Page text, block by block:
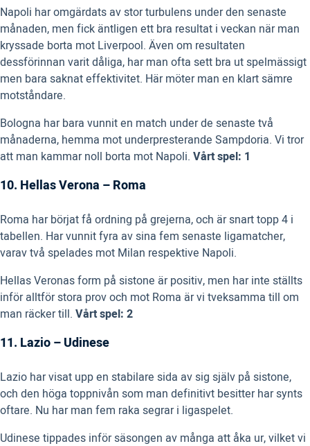
Napoli har omgärdats av stor turbulens under den senaste
månaden, men fick äntligen ett bra resultat i veckan när man
kryssade borta mot Liverpool. Även om resultaten
dessförinnan varit dåliga, har man ofta sett bra ut spelmässigt
men bara saknat effektivitet. Här möter man en klart sämre
motståndare.
Bologna har bara vunnit en match under de senaste två
månaderna, hemma mot underpresterande Sampdoria. Vi tror
att man kammar noll borta mot Napoli. Vårt spel: 1
10. Hellas Verona – Roma
Roma har börjat få ordning på grejerna, och är snart topp 4 i
tabellen. Har vunnit fyra av sina fem senaste ligamatcher,
varav två spelades mot Milan respektive Napoli.
Hellas Veronas form på sistone är positiv, men har inte ställts
inför alltför stora prov och mot Roma är vi tveksamma till om
man räcker till. Vårt spel: 2
11. Lazio – Udinese
Lazio har visat upp en stabilare sida av sig själv på sistone,
och den höga toppnivån som man definitivt besitter har synts
oftare. Nu har man fem raka segrar i ligaspelet.
Udinese tippades inför säsongen av många att åka ur, vilket vi